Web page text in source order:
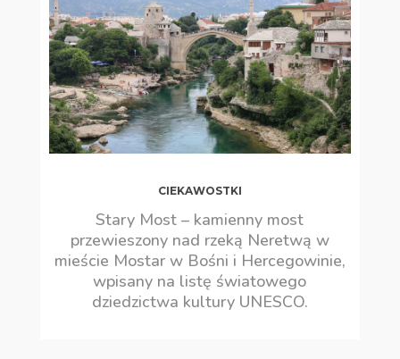
CIEKAWOSTKI
Stary Most – kamienny most
przewieszony nad rzeką Neretwą w
mieście Mostar w Bośni i Hercegowinie,
wpisany na listę światowego
dziedzictwa kultury UNESCO.